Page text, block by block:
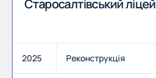
Старосалтівський ліцей
2025 Реконструкція